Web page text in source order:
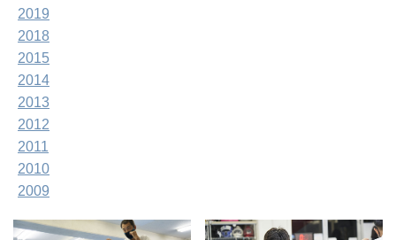
2019
2018
2015
2014
2013
2012
2011
2010
2009